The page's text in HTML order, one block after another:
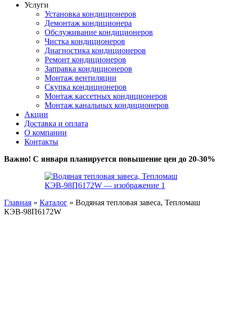
Услуги
Установка кондиционеров
Демонтаж кондиционера
Обслуживание кондиционеров
Чистка кондиционеров
Диагностика кондиционеров
Ремонт кондиционеров
Заправка кондиционеров
Монтаж вентиляции
Скупка кондиционеров
Монтаж кассетных кондиционеров
Монтаж канальных кондиционеров
Акции
Доставка и оплата
О компании
Контакты
Важно! С января планируется повышение цен до 20-30%
Главная » Каталог » Водяная тепловая завеса, Тепломаш
КЭВ-98П6172W